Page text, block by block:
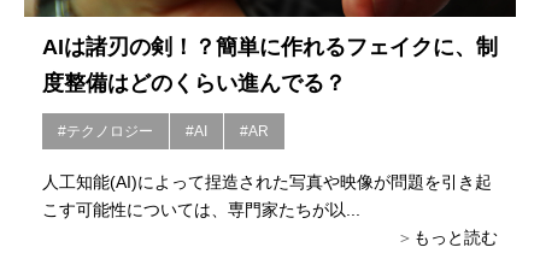
AIは諸刃の剣！？簡単に作れるフェイクに、制
度整備はどのくらい進んでる？
#テクノロジー #AI #AR
人工知能(AI)によって捏造された写真や映像が問題を引き起
こす可能性については、専門家たちが以...
もっと読む